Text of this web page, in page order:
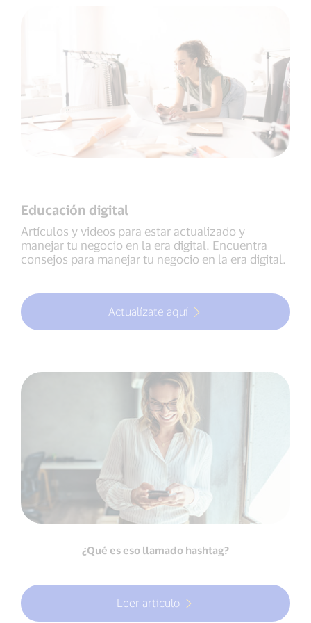
Educación digital
Artículos y videos para estar actualizado y
manejar tu negocio en la era digital. Encuentra
consejos para manejar tu negocio en la era digital.
Actualízate aquí
¿Qué es eso llamado hashtag?
Leer artículo